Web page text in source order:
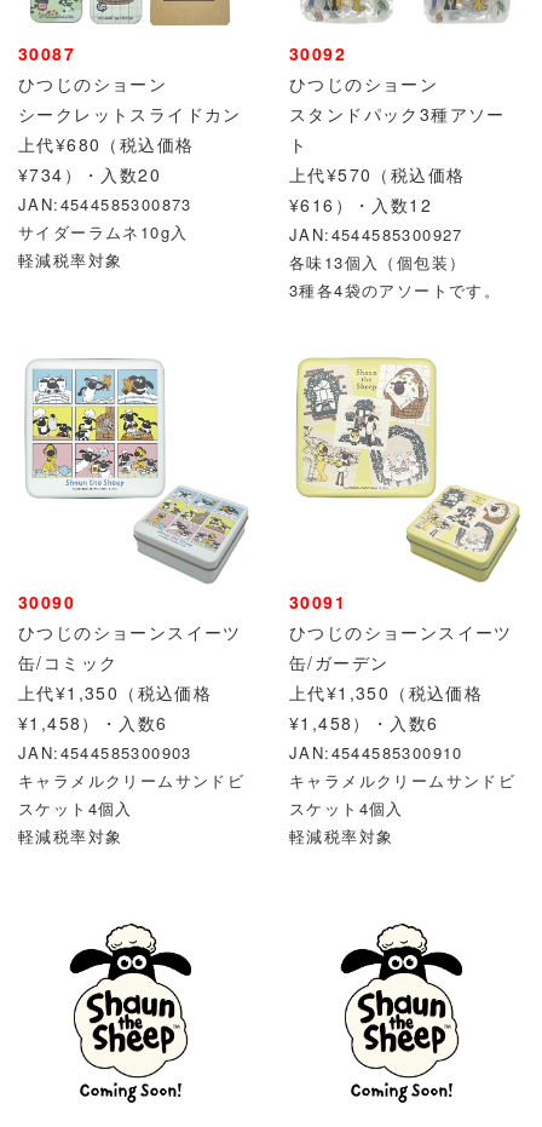
30087
ひつじのショーン
シークレットスライドカン
上代¥680（税込価格
¥734）・ 入数20
JAN:4544585300873
サイダーラムネ10g入
軽減税率対象
30092
ひつじのショーン
スタンドパック3種アソー
ト
上代¥570（税込価格
¥616）・入数12
JAN:4544585300927
各味13個入（個包装）
3種各4袋のアソートです。
30090
ひつじのショーンスイーツ
缶/コミック
上代¥1,350（税込価格
¥1,458）・入数6
JAN:4544585300903
キャラメルクリームサンドビ
スケット4個入
軽減税率対象
30091
ひつじのショーンスイーツ
缶/ガーデン
上代¥1,350（税込価格
¥1,458）・入数6
JAN:4544585300910
キャラメルクリームサンドビ
スケット4個入
軽減税率対象